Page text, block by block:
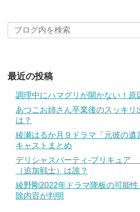
最近の投稿
調理中にハマグリが開かない！原
あつこお姉さん卒業後のスッキリ
は？
綾瀬はるか月９ドラマ「元彼の遺
キャストまとめ
デリシャスパーティ-プリキュア
（追加戦士）は誰？
綾野剛2022年ドラマ降板の可能
除内容が判明